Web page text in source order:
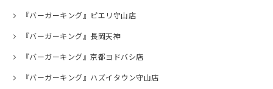
『バーガーキング』ピエリ守山店
『バーガーキング』長岡天神
『バーガーキング』京都ヨドバシ店
『バーガーキング』ハズイタウン守山店